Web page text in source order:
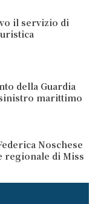
il servizio di
della Guardia
marittimo
Noschese
regionale di Miss